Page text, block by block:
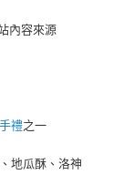
內容來源
禮之一
地瓜酥、洛神